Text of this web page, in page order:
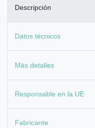
Descripción
Datos técnicos
Más detalles
Responsable en la UE
Fabricante